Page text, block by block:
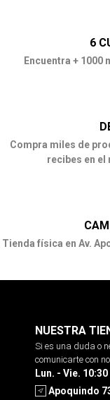
6
Encuentra + 1000
Compra miles de
recibes en el
Tienda física en Av.
NUESTRA
Si es una duda o
comunicarte con
Lun. - Vie.
Apoquindo